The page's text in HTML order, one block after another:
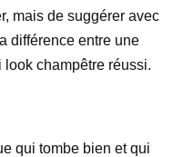
mais de suggérer avec
différence entre une
look champêtre réussi.
qui tombe bien et qui